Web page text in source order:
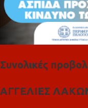
Συνολικές
ΑΓΓΕΛΙΕΣ